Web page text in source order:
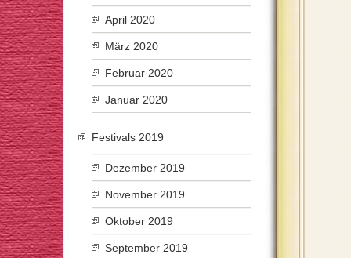
April 2020
März 2020
Februar 2020
Januar 2020
Festivals 2019
Dezember 2019
November 2019
Oktober 2019
September 2019